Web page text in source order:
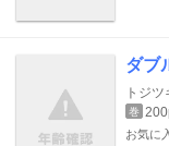
ダブ
トジ
巻
お気に